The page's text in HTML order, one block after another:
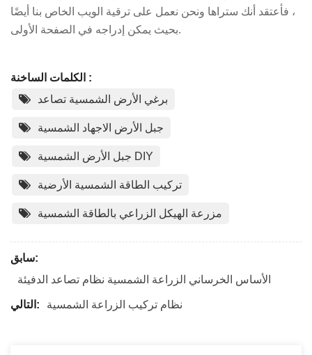
، فأعتقد أنك ستراها ونحن نعمل على ترقية الويب الخاص بنا أيضًا
بحيث يمكن إدراجه في الصفحة الأولى.
الكلمات الساخنة :
برغي الأرض الشمسية تصاعد
جبل الأرض الاجهاد الشمسية
جبل الأرض الشمسية DIY
تركيب الطاقة الشمسية الأرضية
مزرعة الهيكل الزراعي بالطاقة الشمسية
سابق:
الأساس الخرساني الزراعة الشمسية نظام تصاعد الدفيئة
التالي: نظام تركيب الزراعة الشمسية